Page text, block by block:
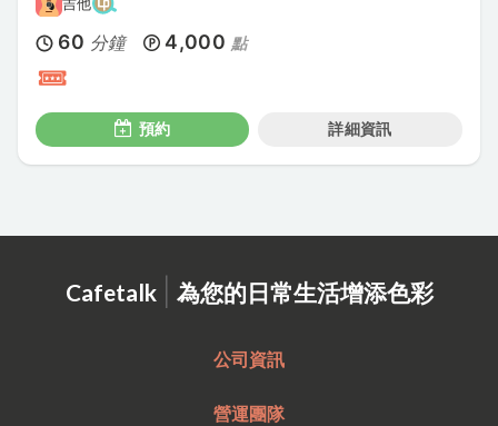
吉他
60 分鐘 4,000 點
預約 詳細資訊
Cafetalk | 為您的日常生活增添色彩
公司資訊
營運團隊